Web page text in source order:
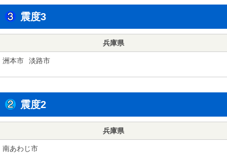
震度3
兵庫県
洲本市 淡路市
震度2
兵庫県
南あわじ市